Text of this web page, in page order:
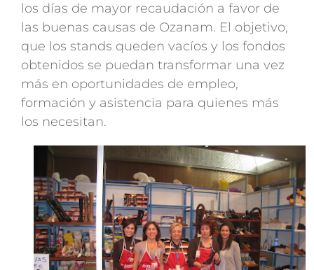
los días de mayor recaudación a favor de
las buenas causas de Ozanam. El objetivo,
que los stands queden vacíos y los fondos
obtenidos se puedan transformar una vez
más en oportunidades de empleo,
formación y asistencia para quienes más
los necesitan.